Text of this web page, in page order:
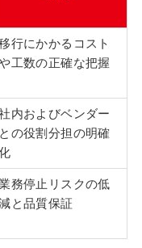
行にかかるコスト
工数の正確な把握
内およびベンダー
との役割分担の明確
務停止リスクの低
と品質保証